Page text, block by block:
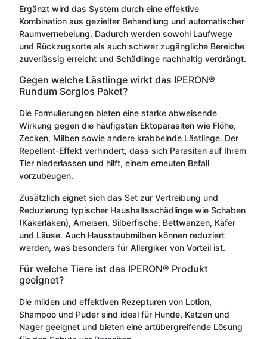
Ergänzt wird das System durch eine effektive
Kombination aus gezielter Behandlung und automatischer
Raumvernebelung. Dadurch werden sowohl Laufwege
und Rückzugsorte als auch schwer zugängliche Bereiche
zuverlässig erreicht und Schädlinge nachhaltig verdrängt.
Gegen welche Lästlinge wirkt das IPERON®
Rundum Sorglos Paket?
Die Formulierungen bieten eine starke abweisende
Wirkung gegen die häufigsten Ektoparasiten wie Flöhe,
Zecken, Milben sowie andere krabbelnde Lästlinge. Der
Repellent-Effekt verhindert, dass sich Parasiten auf Ihrem
Tier niederlassen und hilft, einem erneuten Befall
vorzubeugen.
Zusätzlich eignet sich das Set zur Vertreibung und
Reduzierung typischer Haushaltsschädlinge wie Schaben
(Kakerlaken), Ameisen, Silberfische, Bettwanzen, Käfer
und Läuse. Auch Hausstaubmilben können reduziert
werden, was besonders für Allergiker von Vorteil ist.
Für welche Tiere ist das IPERON® Produkt
geeignet?
Die milden und effektiven Rezepturen von Lotion,
Shampoo und Puder sind ideal für Hunde, Katzen und
Nager geeignet und bieten eine artübergreifende Lösung